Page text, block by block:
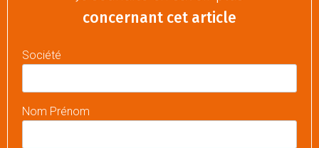
concernant cet article
Société
Nom Prénom